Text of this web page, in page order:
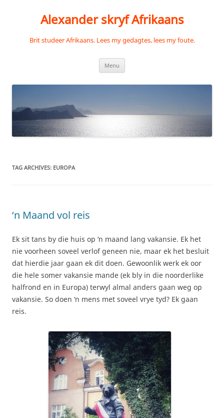
Alexander skryf Afrikaans
Brit studeer Afrikaans. Lees my gedagtes, lees my foute.
Menu
TAG ARCHIVES: EUROPA
‘n Maand vol reis
Ek sit tans by die huis op ‘n maand lang vakansie. Ek het
nie voorheen soveel verlof geneen nie, maar ek het besluit
dat hierdie jaar gaan ek dit doen. Gewoonlik werk ek oor
die hele somer vakansie mande (ek bly in die noorderlike
halfrond en in Europa) terwyl almal anders gaan weg op
vakansie. So doen ‘n mens met soveel vrye tyd? Ek gaan
reis.